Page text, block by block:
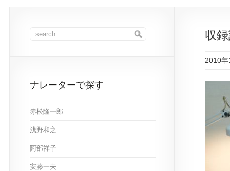
収
2010
ナレーターで探す
赤松隆一郎
浅野和之
阿部祥子
安藤一夫